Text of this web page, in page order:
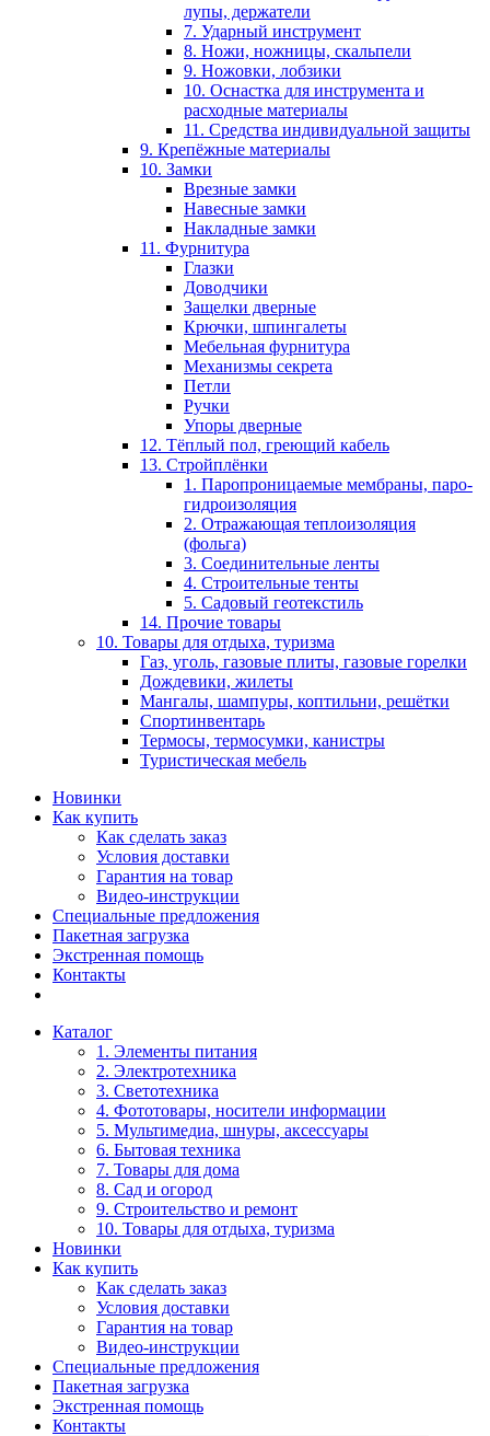
лупы, держатели
7. Ударный инструмент
8. Ножи, ножницы, скальпели
9. Ножовки, лобзики
10. Оснастка для инструмента и
расходные материалы
11. Средства индивидуальной защиты
9. Крепёжные материалы
10. Замки
Врезные замки
Навесные замки
Накладные замки
11. Фурнитура
Глазки
Доводчики
Защелки дверные
Крючки, шпингалеты
Мебельная фурнитура
Механизмы секрета
Петли
Ручки
Упоры дверные
12. Тёплый пол, греющий кабель
13. Стройплёнки
1. Паропроницаемые мембраны, паро-
гидроизоляция
2. Отражающая теплоизоляция
(фольга)
3. Соединительные ленты
4. Строительные тенты
5. Садовый геотекстиль
14. Прочие товары
10. Товары для отдыха, туризма
Газ, уголь, газовые плиты, газовые горелки
Дождевики, жилеты
Мангалы, шампуры, коптильни, решётки
Спортинвентарь
Термосы, термосумки, канистры
Туристическая мебель
Новинки
Как купить
Как сделать заказ
Условия доставки
Гарантия на товар
Видео-инструкции
Специальные предложения
Пакетная загрузка
Экстренная помощь
Контакты
Каталог
1. Элементы питания
2. Электротехника
3. Светотехника
4. Фототовары, носители информации
5. Мультимедиа, шнуры, аксессуары
6. Бытовая техника
7. Товары для дома
8. Сад и огород
9. Строительство и ремонт
10. Товары для отдыха, туризма
Новинки
Как купить
Как сделать заказ
Условия доставки
Гарантия на товар
Видео-инструкции
Специальные предложения
Пакетная загрузка
Экстренная помощь
Контакты